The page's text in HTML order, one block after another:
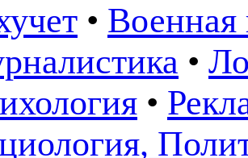
• Военная
•
•